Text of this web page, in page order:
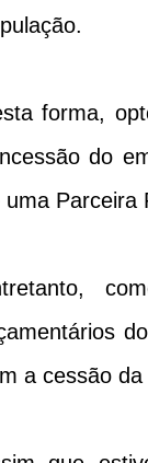
forma,
do
uma Parceira
a cessão